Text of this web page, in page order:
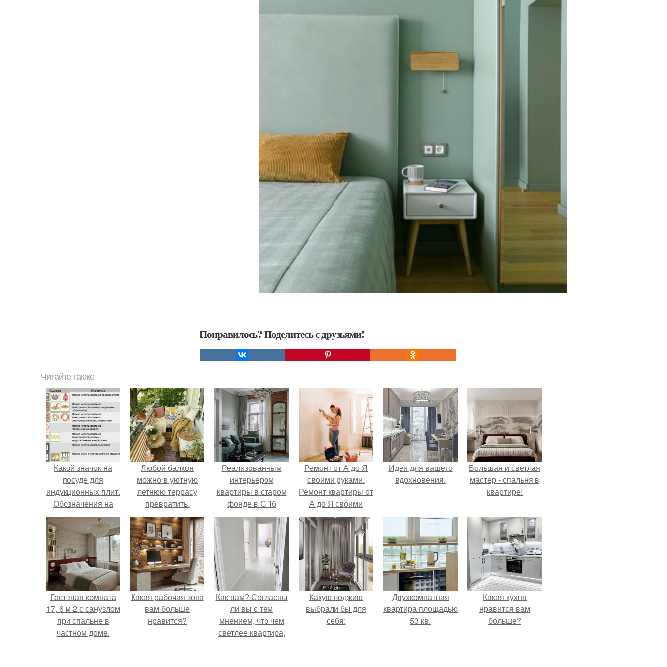
Понравилось? Поделитесь с друзьями!
Читайте также
Какой значок на
посуде для
индукционных плит.
Обозначения на
посуде и их
расшифровка
Любой балкон
можно в уютную
летнюю террасу
превратить.
Реализованным
интерьером
квартиры в старом
фонде в СПб
делимся.
Ремонт от А до Я
своими руками.
Ремонт квартиры от
А до Я своими
руками
Идеи для вашего
вдохновения.
Большая и светлая
мастер - спальня в
квартире!
Гостевая комната
17, 6 м 2 с санузлом
при спальне в
частном доме.
Какая рабочая зона
вам больше
нравится?
Как вам? Согласны
ли вы с тем
мнением, что чем
светлее квартира,
Какую лоджию
выбрали бы для
себя:
Двухкомнатная
квартира площадью
53 кв.
Какая кухня
нравится вам
больше?